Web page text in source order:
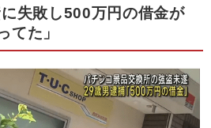
失敗し500万円の借金が
てた」